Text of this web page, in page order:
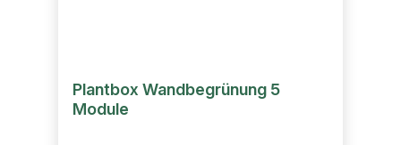
Plantbox Wandbegrünung 5
Module